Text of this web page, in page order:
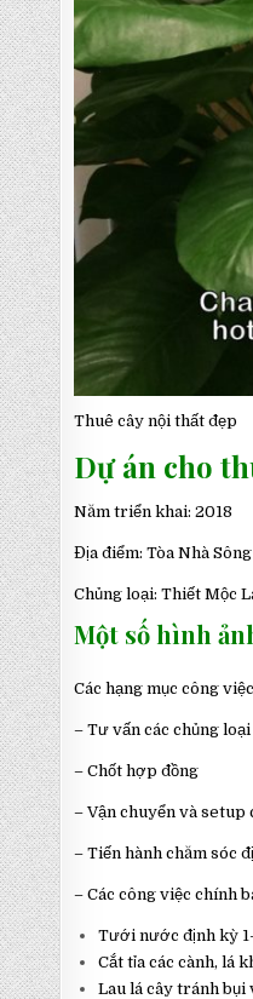
Thuê cây nội thất đẹp
Dự án cho
Năm triển khai: 2018
Địa điểm: Tòa Nhà
Chủng loại: Thiết Mộc
Một số hình
Các hạng mục công
– Tư vấn các chủng
– Chốt hợp đồng
– Vận chuyển và setup
– Tiến hành chăm sóc
– Các công việc chính
Tưới nước định kỳ
Cắt tỉa các cành, lá
Lau lá cây tránh bụi